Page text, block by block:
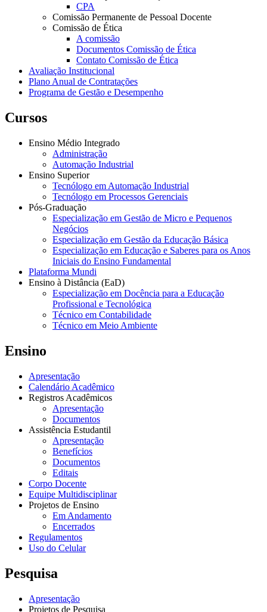
CPA
Comissão Permanente de Pessoal Docente
Comissão de Ética
A comissão
Documentos Comissão de Ética
Contato Comissão de Ética
Avaliação Institucional
Plano Anual de Contratações
Programa de Gestão e Desempenho
Cursos
Ensino Médio Integrado
Administração
Automação Industrial
Ensino Superior
Tecnólogo em Automação Industrial
Tecnólogo em Processos Gerenciais
Pós-Graduação
Especialização em Gestão de Micro e Pequenos
Negócios
Especialização em Gestão da Educação Básica
Especialização em Educação e Saberes para os Anos
Iniciais do Ensino Fundamental
Plataforma Mundi
Ensino à Distância (EaD)
Especialização em Docência para a Educação
Profissional e Tecnológica
Técnico em Contabilidade
Técnico em Meio Ambiente
Ensino
Apresentação
Calendário Acadêmico
Registros Acadêmicos
Apresentação
Documentos
Assistência Estudantil
Apresentação
Benefícios
Documentos
Editais
Corpo Docente
Equipe Multidisciplinar
Projetos de Ensino
Em Andamento
Encerrados
Regulamentos
Uso do Celular
Pesquisa
Apresentação
Projetos de Pesquisa